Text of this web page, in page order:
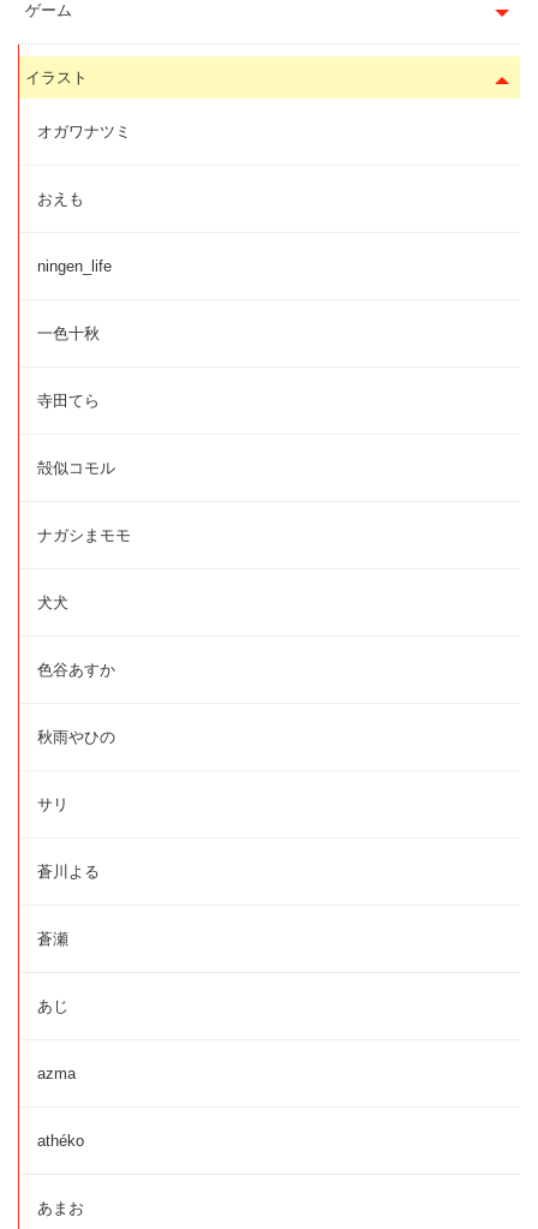
ゲーム
イラスト
オガワナツミ
おえも
ningen_life
一色十秋
寺田てら
殻似コモル
ナガシまモモ
犬犬
色谷あすか
秋雨やひの
サリ
蒼川よる
蒼瀬
あじ
azma
athéko
あまお